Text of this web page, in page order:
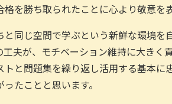
を勝ち取られたことに心より敬意を
同じ空間で学ぶという新鮮な環境を
夫が、モチベーション維持に大きく
と問題集を繰り返し活用する基本に
たことと思います。